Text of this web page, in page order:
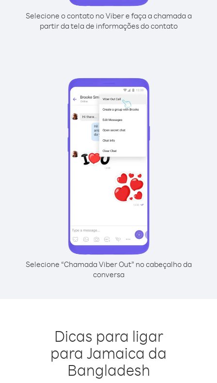
Selecione o contato no Viber e faça a chamada a
partir da tela de informações do contato
Selecione “Chamada Viber Out” no cabeçalho da
conversa
Dicas para ligar
para Jamaica da
Bangladesh